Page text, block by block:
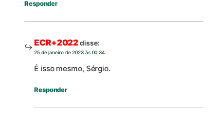
Responder
ECR+2022disse:
25 de janeiro de 2023 às 00:34
É isso mesmo, Sérgio.
Responder